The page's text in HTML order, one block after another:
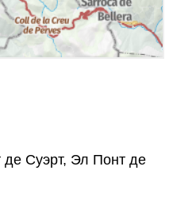
де Суэрт, Эл Понт де